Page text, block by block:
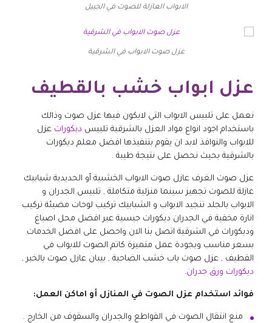
الابواب العازلة للصوت في الجبيل
عزل صوت الابواب في الشرقية
عزل ابواب خشب بالقطيف
نعمل على تلبيس الابواب التي لايكون فيها عزل صوت وذالك
باستخدام اجود انواع مواد العزل بالشرقية تلبيس ديكورات عزل
للابواب والنوافذ لابد ان يقوم بتنفيذها افضل معلم ديكورات
بالشرقية بحيث نحصل على نتيجة طيبة .
عزل صوت الغرف عازل صوت الابواب الخشبية أو الحديدية شبابيك
عازلة للصوت تجهيز سينما منزلية متكاملة , تلبيس الجدران و
الابواب بالجلد تنجيد الابواب و الشبابيك تركيب لوحات مضيئة تركيب
انارة مخفية في الجدران ديكورات جبسية عبر افضل محل اصباغ
وديكورات في الشرقية اتصل بنا الان واحصل على افضل الخدمات
بسعر مناسب وبجودة عمل متميزة كاتم الصوت للابواب في
القطيف , عزل صوت باب خشب الضاحية , بيبان عازل صوت بالخبر ,
ديكورات ورق جدران.
فوائد استخدام عزل الصوت في المنازل أو اماكن العمل:
منع انتقال الصوت في القواطع والجدران والسقوف من الخارج .